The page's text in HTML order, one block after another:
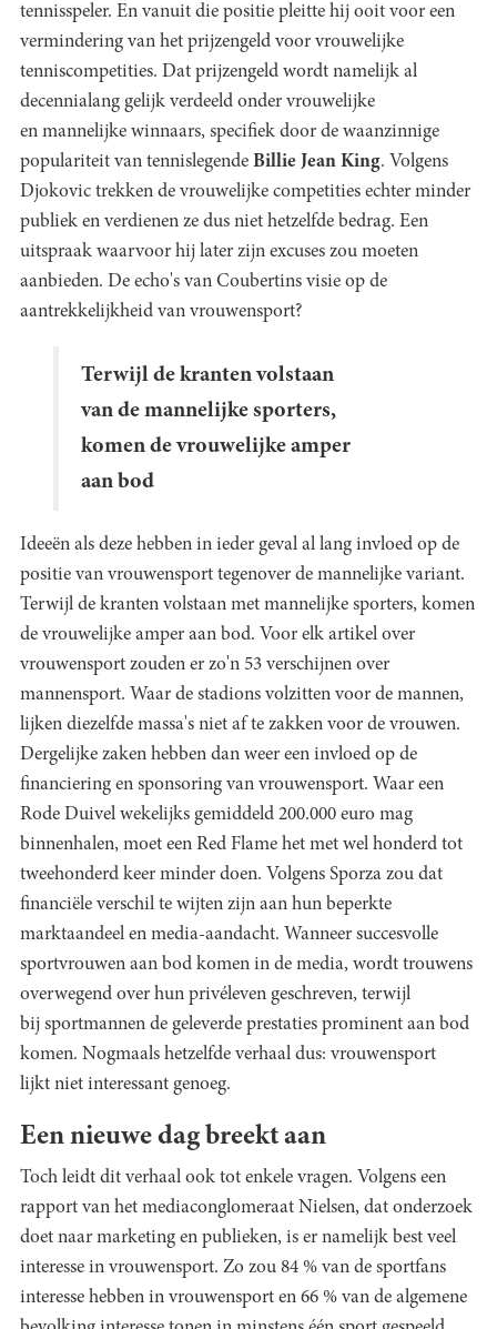
tennisspeler. En vanuit die positie pleitte hij ooit voor een
vermindering van het prijzengeld voor vrouwelijke
tenniscompetities. Dat prijzengeld wordt namelijk al
decennialang gelijk verdeeld onder vrouwelijke
en mannelijke winnaars, specifiek door de waanzinnige
populariteit van tennislegende Billie Jean King. Volgens
Djokovic trekken de vrouwelijke competities echter minder
publiek en verdienen ze dus niet hetzelfde bedrag. Een
uitspraak waarvoor hij later zijn excuses zou moeten
aanbieden. De echo's van Coubertins visie op de
aantrekkelijkheid van vrouwensport?
Terwijl de kranten volstaan
van de mannelijke sporters,
komen de vrouwelijke amper
aan bod
Ideeën als deze hebben in ieder geval al lang invloed op de
positie van vrouwensport tegenover de mannelijke variant.
Terwijl de kranten volstaan met mannelijke sporters, komen
de vrouwelijke amper aan bod. Voor elk artikel over
vrouwensport zouden er zo'n 53 verschijnen over
mannensport. Waar de stadions volzitten voor de mannen,
lijken diezelfde massa's niet af te zakken voor de vrouwen.
Dergelijke zaken hebben dan weer een invloed op de
financiering en sponsoring van vrouwensport. Waar een
Rode Duivel wekelijks gemiddeld 200.000 euro mag
binnenhalen, moet een Red Flame het met wel honderd tot
tweehonderd keer minder doen. Volgens Sporza zou dat
financiële verschil te wijten zijn aan hun beperkte
marktaandeel en media-aandacht. Wanneer succesvolle
sportvrouwen aan bod komen in de media, wordt trouwens
overwegend over hun privéleven geschreven, terwijl
bij sportmannen de geleverde prestaties prominent aan bod
komen. Nogmaals hetzelfde verhaal dus: vrouwensport
lijkt niet interessant genoeg.
Een nieuwe dag breekt aan
Toch leidt dit verhaal ook tot enkele vragen. Volgens een
rapport van het mediaconglomeraat Nielsen, dat onderzoek
doet naar marketing en publieken, is er namelijk best veel
interesse in vrouwensport. Zo zou 84 % van de sportfans
interesse hebben in vrouwensport en 66 % van de algemene